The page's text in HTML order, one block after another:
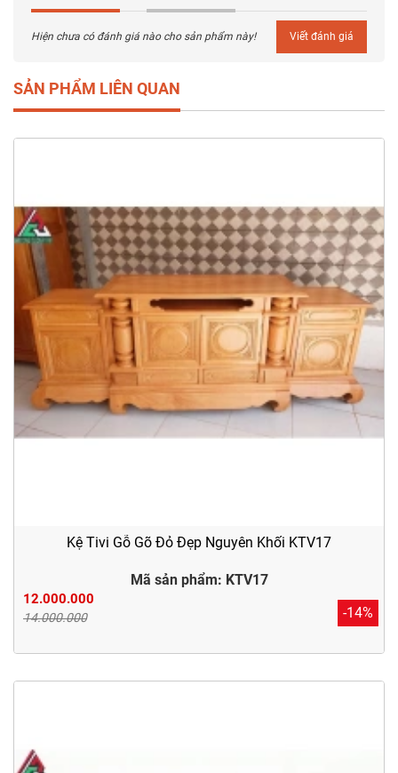
Hiện chưa có đánh giá nào cho sản phẩm này! Viết đánh giá
SẢN PHẨM LIÊN QUAN
Kệ Tivi Gỗ Gõ Đỏ Đẹp Nguyên Khối KTV17
Mã sản phẩm: KTV17
12.000.000
14.000.000 -14%